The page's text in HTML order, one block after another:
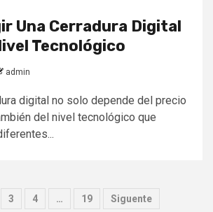
Una Cerradura Digital
Tecnológico
admin
digital no solo depende del precio
del nivel tecnológico que
3 4 … 19 Siguente